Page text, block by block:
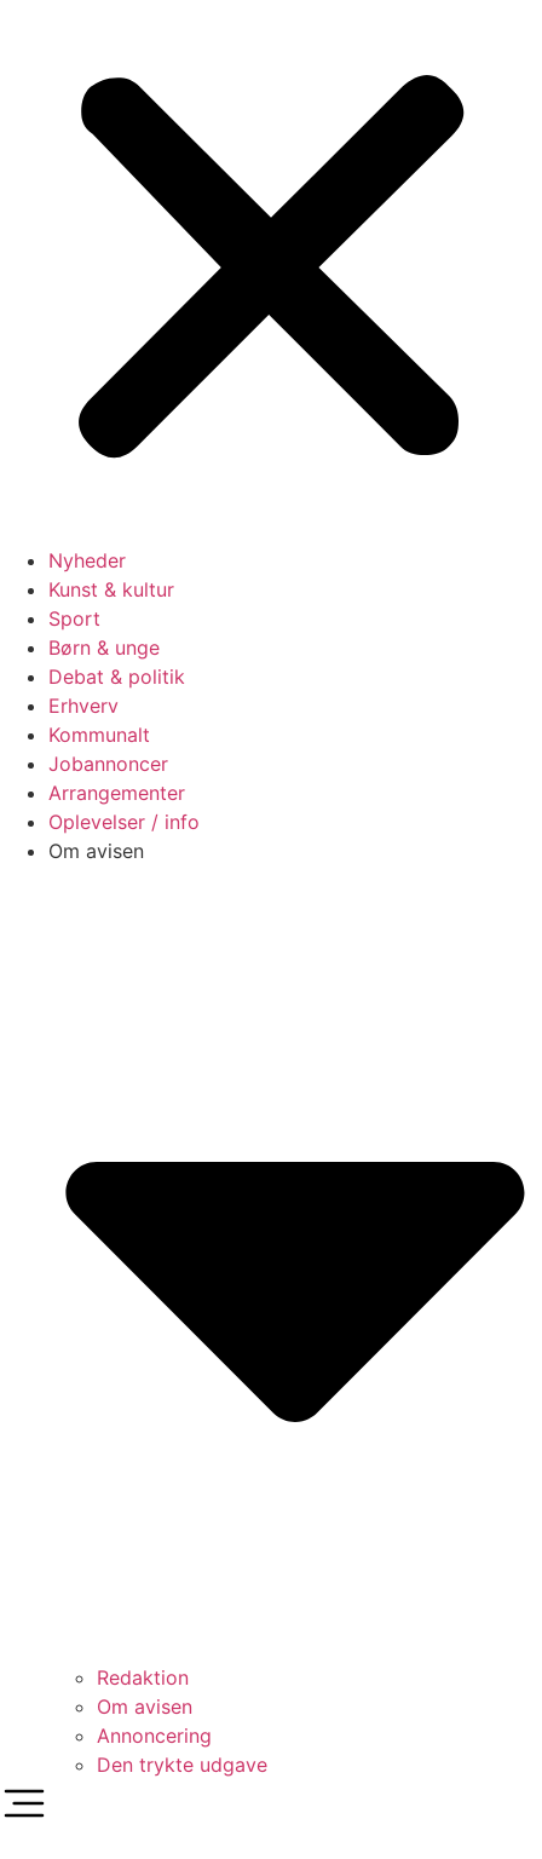
Nyheder
Kunst & kultur
Sport
Børn & unge
Debat & politik
Erhverv
Kommunalt
Jobannoncer
Arrangementer
Oplevelser / info
Om avisen
Redaktion
Om avisen
Annoncering
Den trykte udgave